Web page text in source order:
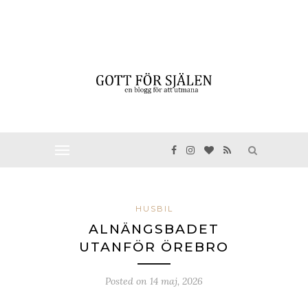
HUSBIL
ALNÄNGSBADET
UTANFÖR ÖREBRO
Posted on 14 maj, 2026